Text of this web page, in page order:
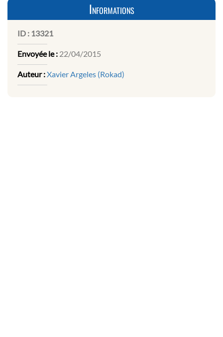
Informations
ID : 13321
Envoyée le : 22/04/2015
Auteur :Xavier Argeles (Rokad)